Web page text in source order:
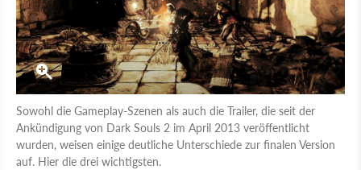
Sowohl die Gameplay-Szenen als auch die Trailer, die seit der
Ankündigung von Dark Souls 2 im April 2013 veröffentlicht
wurden, weisen einige deutliche Unterschiede zur finalen Version
auf. Hier die drei wichtigsten.